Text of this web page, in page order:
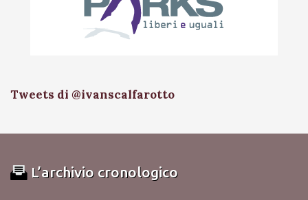
Tweets di @ivanscalfarotto
L’archivio cronologico